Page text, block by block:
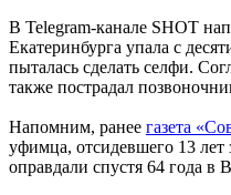
В Telegram-канале SHOT
Екатеринбурга упала с
пыталась сделать селфи.
также пострадал
Напомним, ранее газета
уфимца, отсидевшего 13
оправдали спустя 64 года в